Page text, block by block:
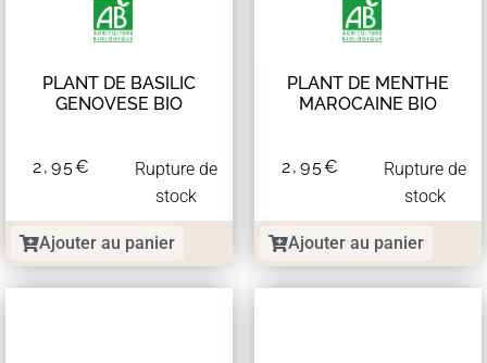
PLANT DE BASILIC
GENOVESE BIO
2,95€
Rupture de
stock
Ajouter au panier
PLANT DE MENTHE
MAROCAINE BIO
2,95€
Rupture de
stock
Ajouter au panier